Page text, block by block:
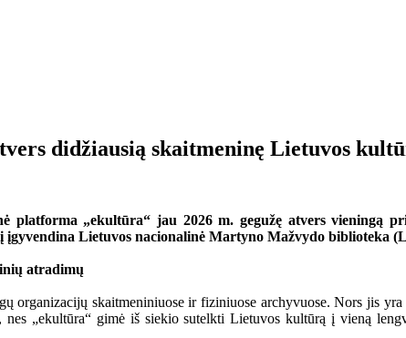
didžiausią skaitmeninę Lietuvos
platforma „ekultūra“ jau 2026 m. gegužę atvers vieningą
įgyvendina Lietuvos nacionalinė Martyno Mažvydo
atradimų
organizacijų skaitmeniniuose ir fiziniuose archyvuose. Nors jis
nes „ekultūra“ gimė iš siekio sutelkti Lietuvos kultūrą į vieną